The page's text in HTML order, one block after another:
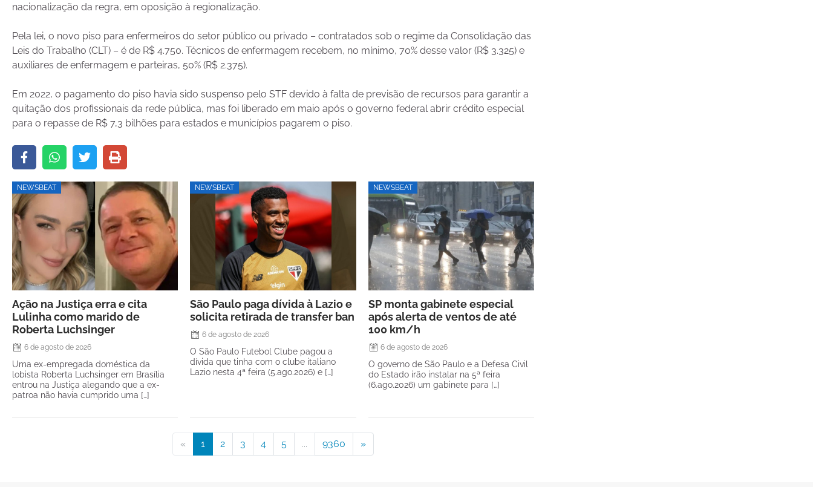
nacionalização da regra, em oposição à regionalização.
Pela lei, o novo piso para enfermeiros do setor público ou privado – contratados sob o regime da Consolidação das
Leis do Trabalho (CLT) – é de R$ 4.750. Técnicos de enfermagem recebem, no mínimo, 70% desse valor (R$ 3.325) e
auxiliares de enfermagem e parteiras, 50% (R$ 2.375).
Em 2022, o pagamento do piso havia sido suspenso pelo STF devido à falta de previsão de recursos para garantir a
quitação dos profissionais da rede pública, mas foi liberado em maio após o governo federal abrir crédito especial
para o repasse de R$ 7,3 bilhões para estados e municípios pagarem o piso.
NEWSBEAT
Ação na Justiça erra e cita
Lulinha como marido de
Roberta Luchsinger
6 de agosto de 2026
Uma ex-empregada doméstica da
lobista Roberta Luchsinger em Brasília
entrou na Justiça alegando que a ex-
patroa não havia cumprido uma […]
NEWSBEAT
São Paulo paga dívida à Lazio e
solicita retirada de transfer ban
6 de agosto de 2026
O São Paulo Futebol Clube pagou a
dívida que tinha com o clube italiano
Lazio nesta 4ª feira (5.ago.2026) e […]
NEWSBEAT
SP monta gabinete especial
após alerta de ventos de até
100 km/h
6 de agosto de 2026
O governo de São Paulo e a Defesa Civil
do Estado irão instalar na 5ª feira
(6.ago.2026) um gabinete para […]
« 1 2 3 4 5 ... 9360 »